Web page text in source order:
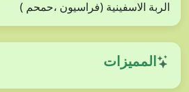
الربة الاسفينية (فراسيون ،حمحم )
المميزات